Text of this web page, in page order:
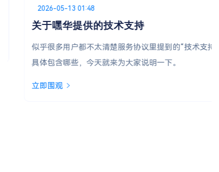
Posted on
2026-05-13 01:48
关于嘿华提供的技术支持
似乎很多用户都不太清楚服务协议里提到的“技术支持”
具体包含哪些，今天就来为大家说明一下。
立即围观